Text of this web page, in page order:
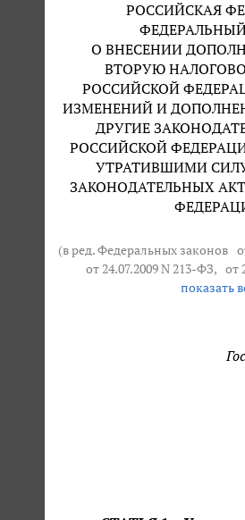
РОССИЙСКАЯ
О ВНЕСЕНИИ
ВТОРУЮ
РОССИЙСКОЙ
ИЗМЕНЕНИЙ И
ДРУГИЕ
РОССИЙСКОЙ
УТРАТИВШИМИ
ЗАКОНОДАТЕЛЬНЫХ
(в ред. Федеральных законов
от 24.07.2009 N 213-ФЗ, от
показать